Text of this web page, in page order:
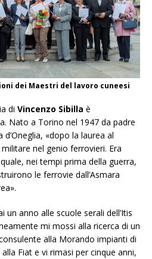
dei Maestri del lavoro cuneesi
di Vincenzo Sibilla è
Nato a Torino nel 1947 da padre
«dopo la laurea al
nel genio ferrovieri. Era
nei tempi prima della guerra,
le ferrovie dall’Asmara
un anno alle scuole serali dell’Itis
mi mossi alla ricerca di un
alla Morando impianti di
Fiat e vi rimasi per cinque anni,